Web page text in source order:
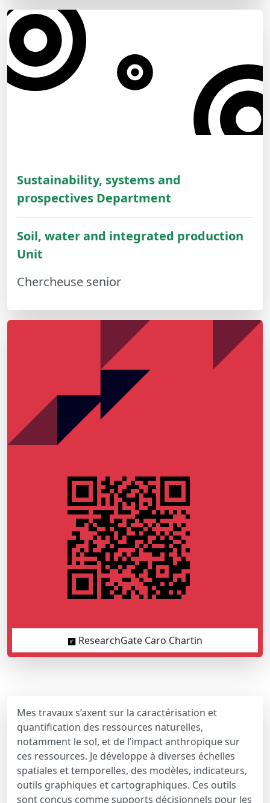
Sustainability, systems and
prospectives Department
Soil, water and integrated production
Unit
Chercheuse senior
ResearchGate Caro Chartin
Mes travaux s’axent sur la caractérisation et
quantification des ressources naturelles,
notamment le sol, et de l’impact anthropique sur
ces ressources. Je développe à diverses échelles
spatiales et temporelles, des modèles, indicateurs,
outils graphiques et cartographiques. Ces outils
sont conçus comme supports décisionnels pour les